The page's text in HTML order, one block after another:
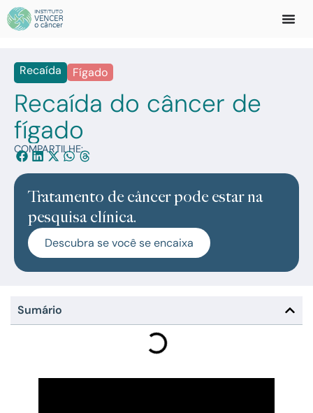
Recaída Fígado
Recaída do câncer de
fígado
COMPARTILHE:
Tratamento de câncer pode estar na
pesquisa clínica.
Descubra se você se encaixa
Sumário